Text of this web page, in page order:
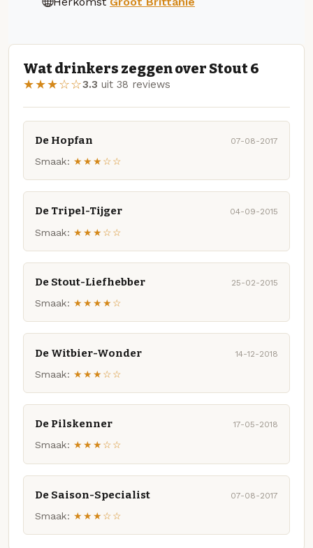
Wat drinkers zeggen over Stout 6
★★★☆☆3.3 uit 38 reviews
De Hopfan 07-08-2017
Smaak: ★★★☆☆
De Tripel-Tijger 04-09-2015
Smaak: ★★★☆☆
De Stout-Liefhebber 25-02-2015
Smaak: ★★★★☆
De Witbier-Wonder 14-12-2018
Smaak: ★★★☆☆
De Pilskenner 17-05-2018
Smaak: ★★★☆☆
De Saison-Specialist 07-08-2017
Smaak: ★★★☆☆